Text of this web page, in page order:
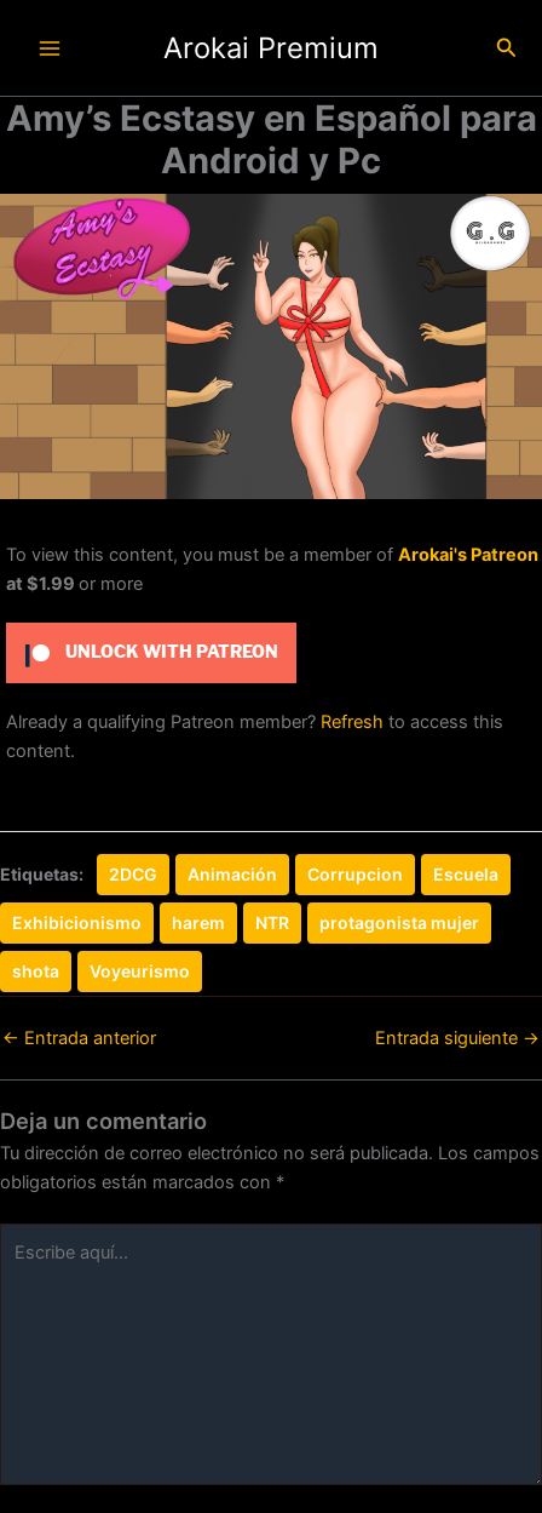
Arokai Premium
Amy’s Ecstasy en Español para
Android y Pc
To view this content, you must be a member of Arokai's Patreon
at $1.99 or more
UNLOCK WITH PATREON
Already a qualifying Patreon member? Refresh to access this
content.
Etiquetas: 2DCG Animación Corrupcion Escuela
Exhibicionismo harem NTR protagonista mujer
shota Voyeurismo
← Entrada anterior Entrada siguiente →
Deja un comentario
Tu dirección de correo electrónico no será publicada. Los campos
obligatorios están marcados con *
aquí...